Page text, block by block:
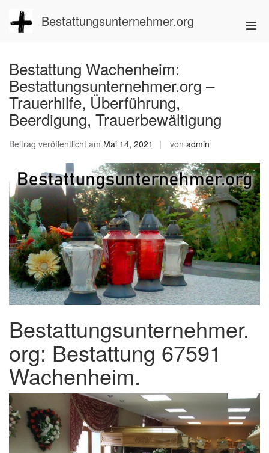
Inhalt
springen
Bestattungsunternehmer.org
Bestattung Wachenheim:
Bestattungsunternehmer.org –
Trauerhilfe, Überführung,
Beerdigung, Trauerbewältigung
Beitrag veröffentlicht am Mai 14, 2021 von admin
Bestattungsunternehmer.
org: Bestattung 67591
Wachenheim.